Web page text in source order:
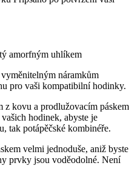
amorfným uhlíkem
náramkům
pro vaši kompatibilní hodinky.
z kovu a prodlužovacím páskem
hodinek, abyste je
tak potápěčské kombinéře.
velmi jednoduše, aniž byste
prvky jsou voděodolné. Není